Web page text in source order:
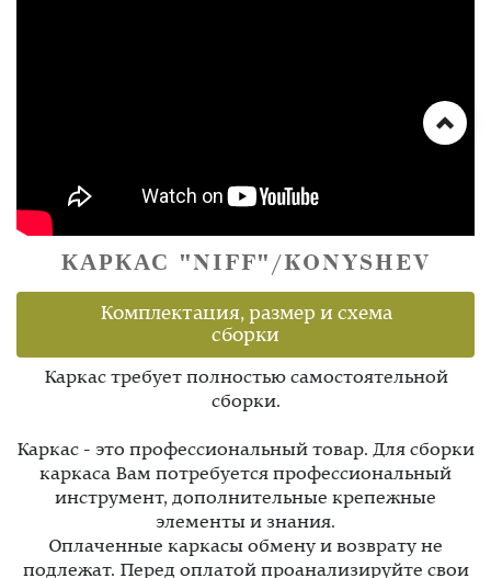
КАРКАС "NIFF"/KONYSHEV
Комплектация, размер и схема
сборки
Каркас требует полностью самостоятельной
сборки.
Каркас - это профессиональный товар. Для сборки
каркаса Вам потребуется профессиональный
инструмент, дополнительные крепежные
элементы и знания.
Оплаченные каркасы обмену и возврату не
подлежат. Перед оплатой проанализируйте свои